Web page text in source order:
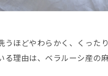
うほどやわらかく、くった
る理由は、ベラルーシ産の